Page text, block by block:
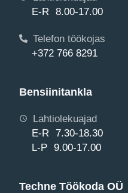
E-R 8.00-17.00
Telefon töökojas
+372 766 8291
Bensiinitankla
Lahtiolekuajad
E-R 7.30-18.30
L-P 9.00-17.00
Techne Töökoda OÜ